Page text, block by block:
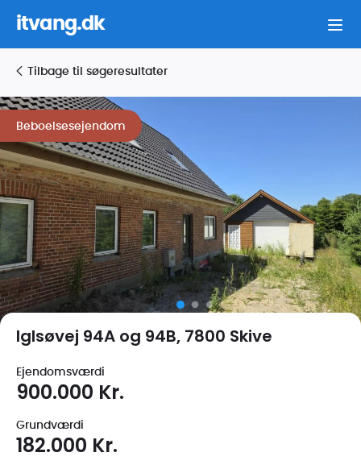
itvang.dk
Tilbage til søgeresultater
Beboelsesejendom
Iglsøvej 94A og 94B, 7800 Skive
Ejendomsværdi
900.000 Kr.
Grundværdi
182.000 Kr.